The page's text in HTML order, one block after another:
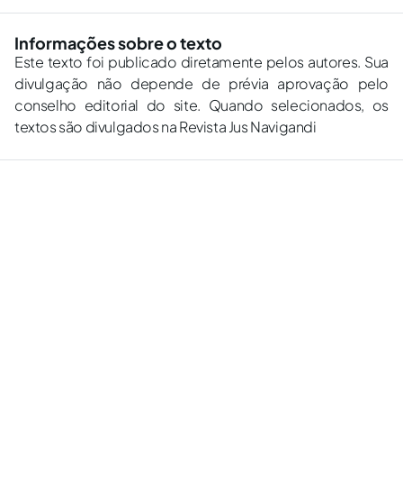
Informações sobre o texto
Este texto foi publicado diretamente pelos autores. Sua
divulgação não depende de prévia aprovação pelo
conselho editorial do site. Quando selecionados, os
textos são divulgados na Revista Jus Navigandi